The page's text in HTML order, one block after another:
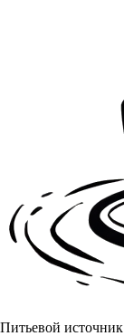
Питьевой источник